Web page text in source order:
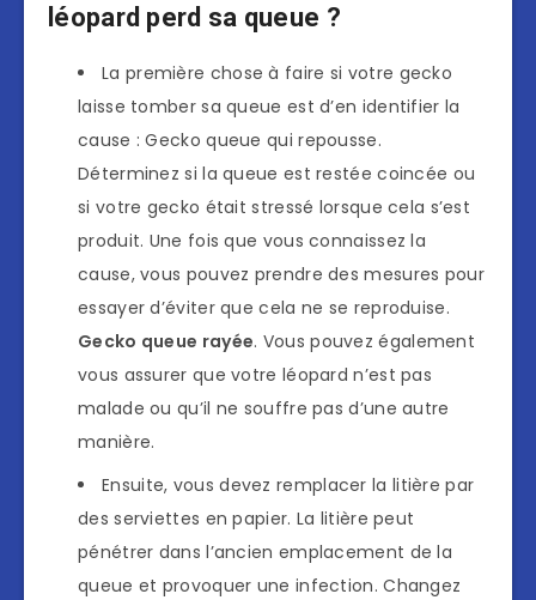
léopard perd sa queue ?
La première chose à faire si votre gecko
laisse tomber sa queue est d’en identifier la
cause : Gecko queue qui repousse.
Déterminez si la queue est restée coincée ou
si votre gecko était stressé lorsque cela s’est
produit. Une fois que vous connaissez la
cause, vous pouvez prendre des mesures pour
essayer d’éviter que cela ne se reproduise.
Gecko queue rayée. Vous pouvez également
vous assurer que votre léopard n’est pas
malade ou qu’il ne souffre pas d’une autre
manière.
Ensuite, vous devez remplacer la litière par
des serviettes en papier. La litière peut
pénétrer dans l’ancien emplacement de la
queue et provoquer une infection. Changez